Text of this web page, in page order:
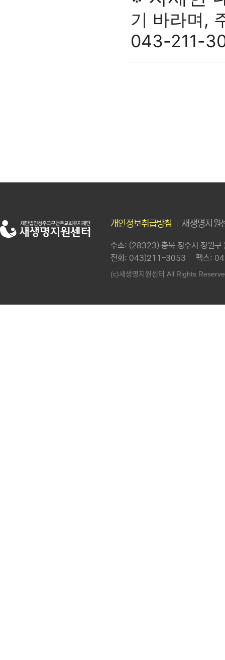
기 바라며,
043-211-
개인정보취급방침 새생명지원
주소: (28323) 충북 청주시 청원
전화: 043)211-3053 팩스:
(c)새생명지원센터 All Rights